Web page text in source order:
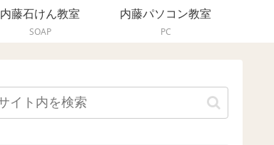
内藤石けん教室
SOAP
内藤パソコン教室
PC